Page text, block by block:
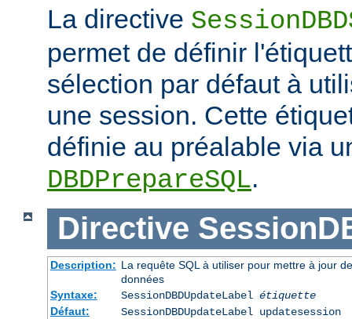
La directive
permet de définir
sélection par défaut à
une session. Cette
définie au préalable via
DBDPrepareSQL.
Directive
Description: La requête SQL à utiliser pour mettre à jour
données
Syntaxe:
SessionDBDUpdateLabel étiquette
Défaut:
SessionDBDUpdateLabel updatesession